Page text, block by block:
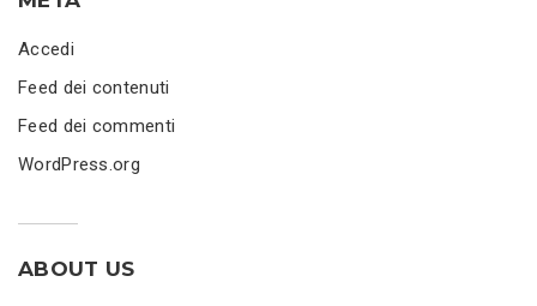
Accedi
Feed dei contenuti
Feed dei commenti
WordPress.org
ABOUT US